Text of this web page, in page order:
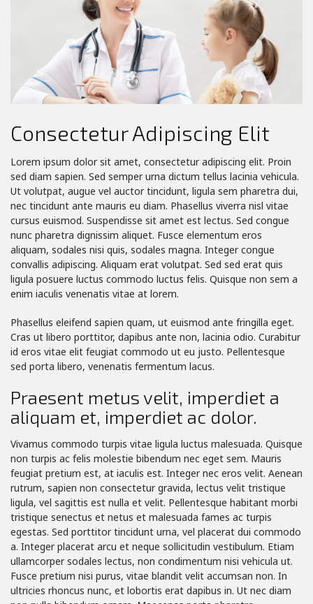
Consectetur Adipiscing Elit
Lorem ipsum dolor sit amet, consectetur adipiscing elit. Proin
sed diam sapien. Sed semper urna dictum tellus lacinia vehicula.
Ut volutpat, augue vel auctor tincidunt, ligula sem pharetra dui,
nec tincidunt ante mauris eu diam. Phasellus viverra nisl vitae
cursus euismod. Suspendisse sit amet est lectus. Sed congue
nunc pharetra dignissim aliquet. Fusce elementum eros
aliquam, sodales nisi quis, sodales magna. Integer congue
convallis adipiscing. Aliquam erat volutpat. Sed sed erat quis
ligula posuere luctus commodo luctus felis. Quisque non sem a
enim iaculis venenatis vitae at lorem.
Phasellus eleifend sapien quam, ut euismod ante fringilla eget.
Cras ut libero porttitor, dapibus ante non, lacinia odio. Curabitur
id eros vitae elit feugiat commodo ut eu justo. Pellentesque
sed porta libero, venenatis fermentum lacus.
Praesent metus velit, imperdiet a
aliquam et, imperdiet ac dolor.
Vivamus commodo turpis vitae ligula luctus malesuada. Quisque
non turpis ac felis molestie bibendum nec eget sem. Mauris
feugiat pretium est, at iaculis est. Integer nec eros velit. Aenean
rutrum, sapien non consectetur gravida, lectus velit tristique
ligula, vel sagittis est nulla et velit. Pellentesque habitant morbi
tristique senectus et netus et malesuada fames ac turpis
egestas. Sed porttitor tincidunt urna, vel placerat dui commodo
a. Integer placerat arcu et neque sollicitudin vestibulum. Etiam
ullamcorper sodales lectus, non condimentum nisi vehicula ut.
Fusce pretium nisi purus, vitae blandit velit accumsan non. In
ultricies rhoncus nunc, et lobortis erat dapibus in. Ut nec diam